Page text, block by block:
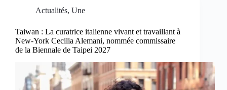
Actualités, Une
Taiwan : La curatrice italienne vivant et travaillant à
New-York Cecilia Alemani, nommée commissaire
de la Biennale de Taipei 2027